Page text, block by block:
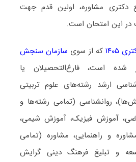
دکتری مشاوره، اولین قدم جهت
این امتحان است.
که از سوی سازمان سنجش
است، فارغ‌التحصیلان یا
ارشد رشته‌های علوم تربیتی
روانشناسی (تمامی رشته‌ها و
آموزش فیزیک، آموزش شیمی،
و راهنمایی، مشاوره (تمامی
و تبلیغ فرهنگ دینی گرایش